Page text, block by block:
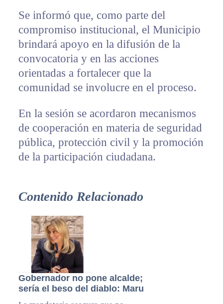
Se informó que, como parte del
compromiso institucional, el Municipio
brindará apoyo en la difusión de la
convocatoria y en las acciones
orientadas a fortalecer que la
comunidad se involucre en el proceso.
En la sesión se acordaron mecanismos
de cooperación en materia de seguridad
pública, protección civil y la promoción
de la participación ciudadana.
Contenido Relacionado
Gobernador no pone alcalde;
sería el beso del diablo: Maru